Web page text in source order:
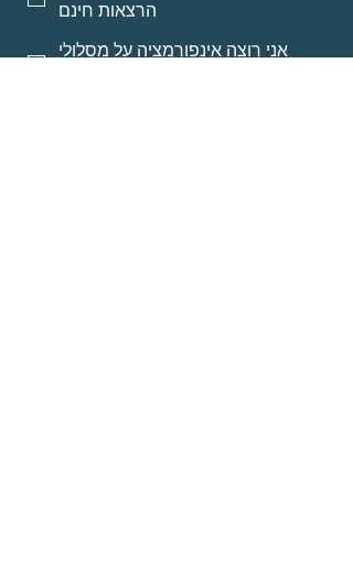
הרצאות חינם
אני רוצה אינפורמציה על מסלולי